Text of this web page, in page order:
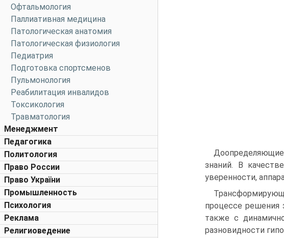
Офтальмология
Паллиативная медицина
Патологическая анатомия
Патологическая физиология
Педиатрия
Подготовка спортсменов
Пульмонология
Реабилитация инвалидов
Токсикология
Травматология
Менеджмент
Педагогика
Политология
Право России
Право України
Промышленность
Психология
Реклама
Религиоведение
знаний. В
уверенности,
процессе решения
также с
разновидности